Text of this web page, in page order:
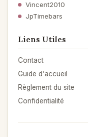
Vincent2010
JpTimebars
Liens Utiles
Contact
Guide d'accueil
Règlement du site
Confidentialité